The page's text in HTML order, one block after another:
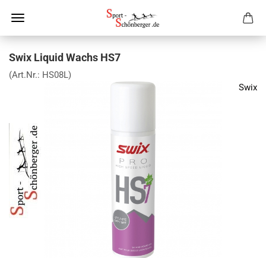
Swix Liquid Wachs HS7
(Art.Nr.: HS08L)
Swix